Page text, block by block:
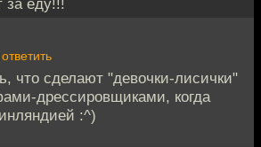
ответить
что сделают "девочки-лисички"
дрессировщиками, когда
:^)